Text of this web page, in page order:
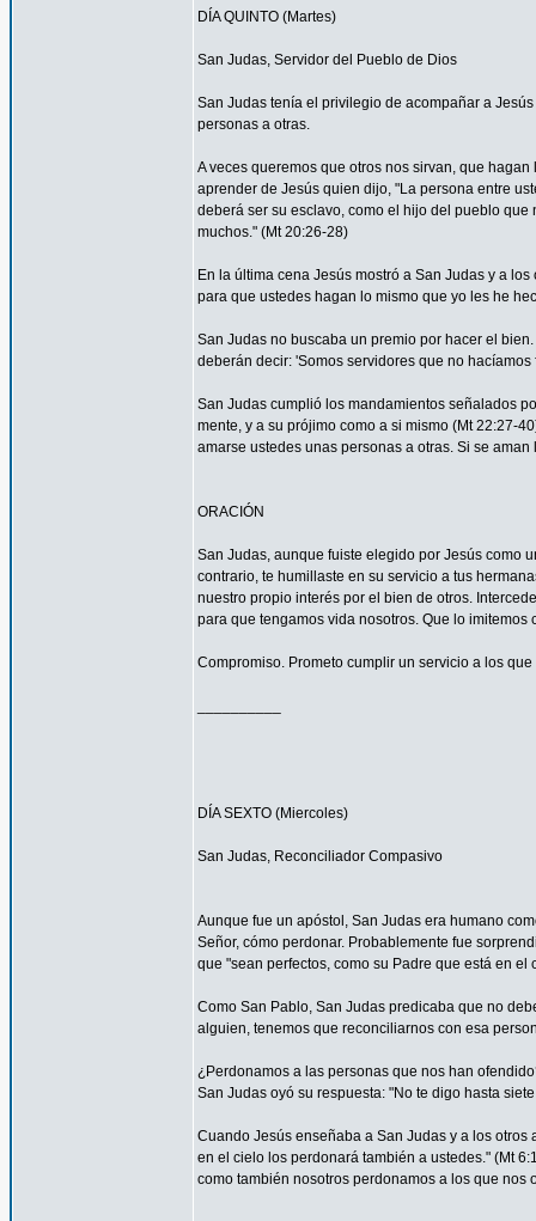
DÍA QUINTO (Martes)
San Judas, Servidor del Pueblo de Dios
San Judas tenía el privilegio de acompañar a
personas a otras.
A veces queremos que otros nos sirvan, que
aprender de Jesús quien dijo, "La persona entre
deberá ser su esclavo, como el hijo del pueblo
muchos." (Mt 20:26-28)
En la última cena Jesús mostró a San Judas y a
para que ustedes hagan lo mismo que yo les he
San Judas no buscaba un premio por hacer el
deberán decir: 'Somos servidores que no
San Judas cumplió los mandamientos señalados
mente, y a su prójimo como a si mismo (Mt 22:27-
amarse ustedes unas personas a otras. Si se
ORACIÓN
San Judas, aunque fuiste elegido por Jesús como
contrario, te humillaste en su servicio a tus
nuestro propio interés por el bien de otros.
para que tengamos vida nosotros. Que lo
Compromiso. Prometo cumplir un servicio a los
DÍA SEXTO (Miercoles)
San Judas, Reconciliador Compasivo
Aunque fue un apóstol, San Judas era humano
Señor, cómo perdonar. Probablemente fue
que "sean perfectos, como su Padre que está en el
Como San Pablo, San Judas predicaba que no
alguien, tenemos que reconciliarnos con esa
¿Perdonamos a las personas que nos han
San Judas oyó su respuesta: "No te digo hasta
Cuando Jesús enseñaba a San Judas y a los
en el cielo los perdonará también a ustedes." (Mt
como también nosotros perdonamos a los que nos